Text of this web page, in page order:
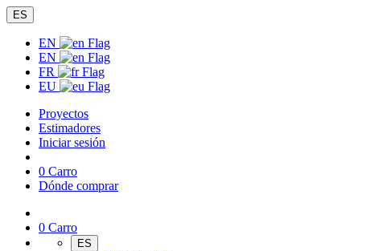
ES
EN
EN
FR
EU
Proyectos
Estimadores
Iniciar sesión
0 Carro
Dónde comprar
0 Carro
ES